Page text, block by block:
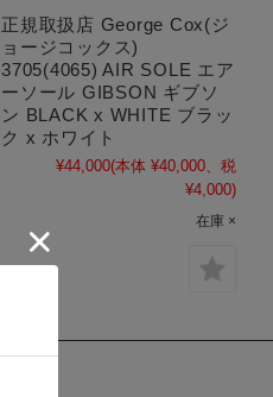
正規取扱店 George Cox(ジ
ョージコックス)
3705(4065) AIR SOLE エア
ーソール GIBSON ギブソ
ン BLACK x WHITE ブラッ
ク x ホワイト
¥44,000(本体 ¥40,000、税
¥4,000)
在庫 ×